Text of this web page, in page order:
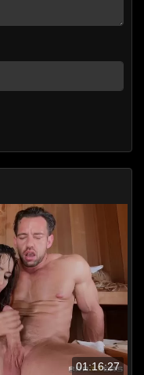
01:16:27